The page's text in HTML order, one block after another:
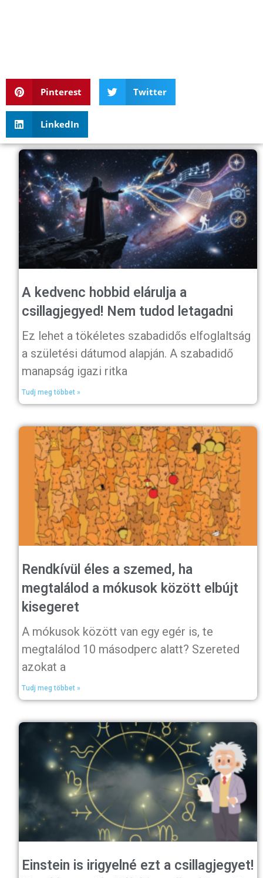
Pinterest Twitter
LinkedIn
A kedvenc hobbid elárulja a
csillagjegyed! Nem tudod letagadni
Ez lehet a tökéletes szabadidős elfoglaltság
a születési dátumod alapján. A szabadidő
manapság igazi ritka
Tudj meg többet »
Rendkívül éles a szemed, ha
megtalálod a mókusok között elbújt
kisegeret
A mókusok között van egy egér is, te
megtalálod 10 másodperc alatt? Szereted
azokat a
Tudj meg többet »
Einstein is irigyelné ezt a csillagjegyet!